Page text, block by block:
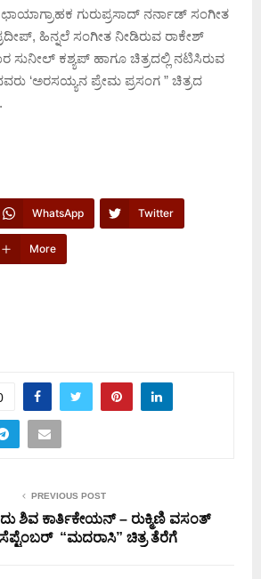
ಗುರುಪ್ರಸಾದ್ ನರ್ನಾಡ್ ಸಂಗೀತ
ಹಿನ್ನಲೆ ಸಂಗೀತ ನೀಡಿರುವ ರಾಕೇಶ್
ಸುನೀಲ್ ಕಶ್ಯಪ್ ಹಾಗೂ ಚಿತ್ರದಲ್ಲಿ ನಟಿಸಿರುವ
‘ಅರಸಯ್ಯನ ಪ್ರೇಮ ಪ್ರಸಂಗ ” ಚಿತ್ರದ
WhatsApp Twitter
More
PREVIOUS POST
ಶಿವ ಕಾರ್ತಿಕೇಯನ್ – ರುಕ್ಮಿಣಿ ವಸಂತ್
“ಮದರಾಸಿ” ಚಿತ್ರ ತೆರೆಗೆ